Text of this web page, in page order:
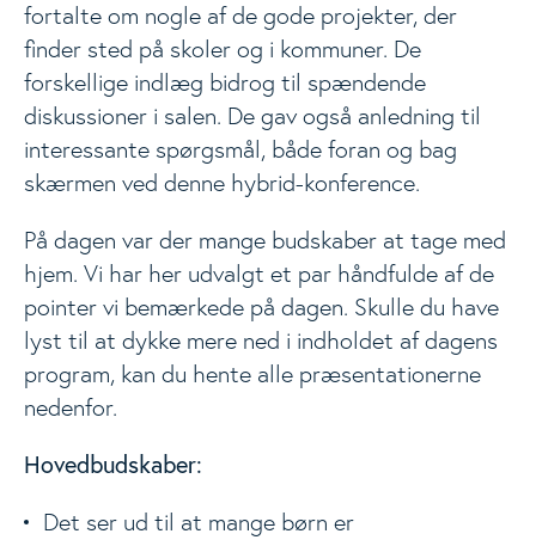
fortalte om nogle af de gode projekter, der
finder sted på skoler og i kommuner. De
forskellige indlæg bidrog til spændende
diskussioner i salen. De gav også anledning til
interessante spørgsmål, både foran og bag
skærmen ved denne hybrid-konference.
På dagen var der mange budskaber at tage med
hjem. Vi har her udvalgt et par håndfulde af de
pointer vi bemærkede på dagen. Skulle du have
lyst til at dykke mere ned i indholdet af dagens
program, kan du hente alle præsentationerne
nedenfor.
Hovedbudskaber:
Det ser ud til at mange børn er